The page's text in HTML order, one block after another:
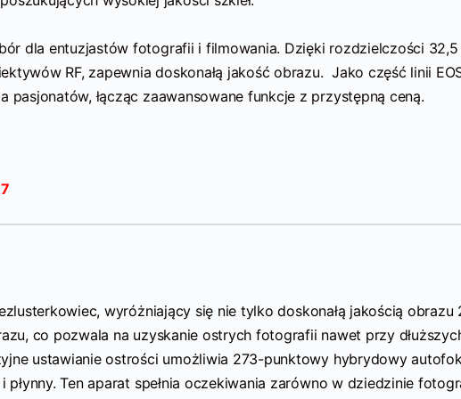
dla entuzjastów fotografii i filmowania. Dzięki rozdzielczości 32,5
RF, zapewnia doskonałą jakość obrazu. Jako część linii
pasjonatów, łącząc zaawansowane funkcje z przystępną ceną.
wyróżniający się nie tylko doskonałą jakością obrazu
co pozwala na uzyskanie ostrych fotografii nawet przy
ustawianie ostrości umożliwia 273-punktowy hybrydowy
Ten aparat spełnia oczekiwania zarówno w dziedzinie